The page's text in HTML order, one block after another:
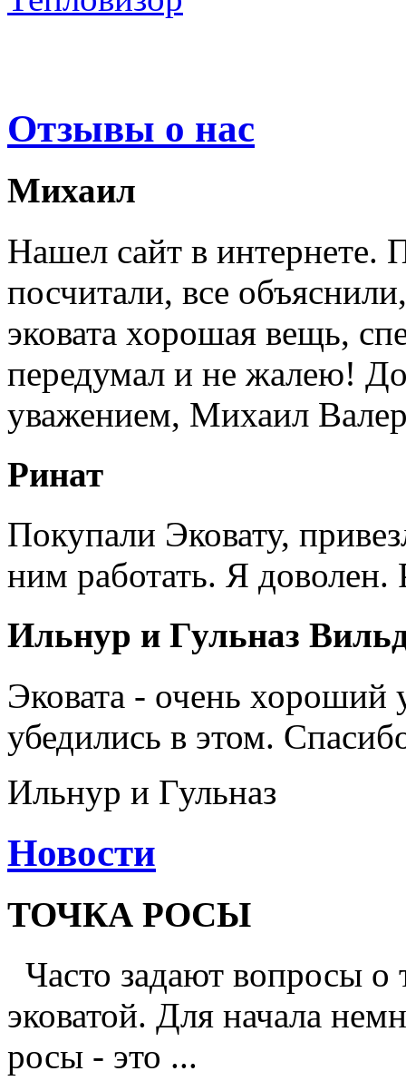
Отзывы о нас
Михаил
Нашел сайт в интернете.
посчитали, все
эковата хорошая вещь,
передумал и не жалею!
уважением, Михаил
Ринат
Покупали Эковату,
ним работать. Я доволен.
Ильнур и Гульназ
Эковата - очень хороший
убедились в этом.
Ильнур и Гульназ
Новости
ТОЧКА РОСЫ
Часто задают вопросы о
эковатой. Для начала
росы - это ...